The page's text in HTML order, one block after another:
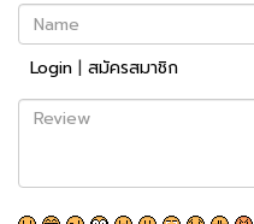
Name
Login | สมัครสมาชิก
Review